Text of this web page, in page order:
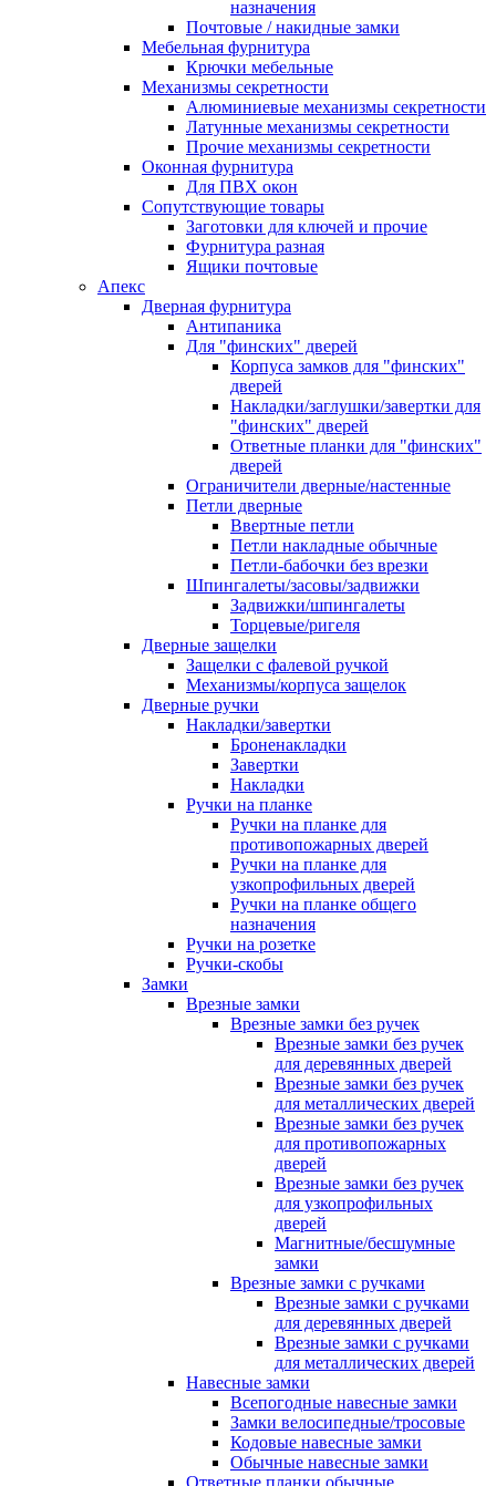
назначения
Почтовые / накидные замки
Мебельная фурнитура
Крючки мебельные
Механизмы секретности
Алюминиевые механизмы секретности
Латунные механизмы секретности
Прочие механизмы секретности
Оконная фурнитура
Для ПВХ окон
Сопутствующие товары
Заготовки для ключей и прочие
Фурнитура разная
Ящики почтовые
Апекс
Дверная фурнитура
Антипаника
Для "финских" дверей
Корпуса замков для "финских"
дверей
Накладки/заглушки/завертки для
"финских" дверей
Ответные планки для "финских"
дверей
Ограничители дверные/настенные
Петли дверные
Ввертные петли
Петли накладные обычные
Петли-бабочки без врезки
Шпингалеты/засовы/задвижки
Задвижки/шпингалеты
Торцевые/ригеля
Дверные защелки
Защелки с фалевой ручкой
Механизмы/корпуса защелок
Дверные ручки
Накладки/завертки
Броненакладки
Завертки
Накладки
Ручки на планке
Ручки на планке для
противопожарных дверей
Ручки на планке для
узкопрофильных дверей
Ручки на планке общего
назначения
Ручки на розетке
Ручки-скобы
Замки
Врезные замки
Врезные замки без ручек
Врезные замки без ручек
для деревянных дверей
Врезные замки без ручек
для металлических дверей
Врезные замки без ручек
для противопожарных
дверей
Врезные замки без ручек
для узкопрофильных
дверей
Магнитные/бесшумные
замки
Врезные замки с ручками
Врезные замки с ручками
для деревянных дверей
Врезные замки с ручками
для металлических дверей
Навесные замки
Всепогодные навесные замки
Замки велосипедные/тросовые
Кодовые навесные замки
Обычные навесные замки